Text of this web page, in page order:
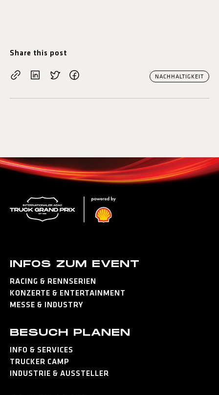
Share this post
NACHHALTIGKEIT
INFOS ZUM EVENT
RACING & RENNSERIEN
KONZERTE & ENTERTAINMENT
MESSE & INDUSTRY
BESUCH PLANEN
INFO & SERVICES
TRUCKER CAMP
INDUSTRIE & AUSSTELLER